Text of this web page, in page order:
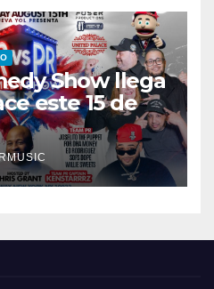
Show llega
este 15 de